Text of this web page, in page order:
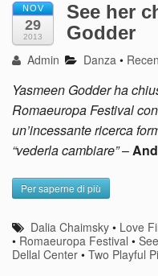
NOV
29
2013
See her
Godder
Admin Danza •
Yasmeen Godder ha
Romaeuropa Festival
un’incessante ricerca
“vederla cambiare”–
Per saperne di più
Dalia Chaimsky • Love
• Romaeuropa Festival •
Dellal Center • Two Playful